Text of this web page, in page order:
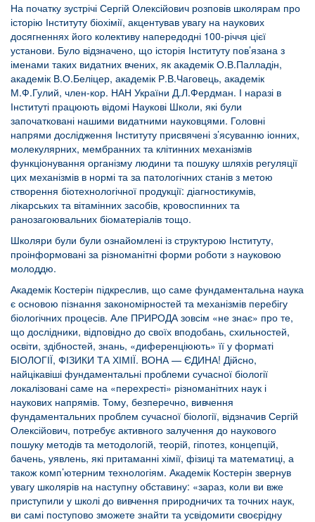
На початку зустрічі Сергій Олексійович розповів школярам про
історію Інституту біохімії, акцентував увагу на наукових
досягненнях його колективу напередодні 100-річчя цієї
установи. Було відзначено, що історія Інституту пов’язана з
іменами таких видатних вчених, як академік О.В.Палладін,
академік В.О.Беліцер, академік Р.В.Чаговець, академік
М.Ф.Гулий, член-кор. НАН України Д.Л.Фердман. І наразі в
Інституті працюють відомі Наукові Школи, які були
започатковані нашими видатними науковцями. Головні
напрями дослідження Інституту присвячені з’ясуванню іонних,
молекулярних, мембранних та клітинних механізмів
функціонування організму людини та пошуку шляхів регуляції
цих механізмів в нормі та за патологічних станів з метою
створення біотехнологічної продукції: діагностикумів,
лікарських та вітамінних засобів, кровоспинних та
ранозагоювальних біоматеріалів тощо.
Школяри були були ознайомлені із структурою Інституту,
проінформовані за різноманітні форми роботи з науковою
молоддю.
Академік Костерін підкреслив, що саме фундаментальна наука
є основою пізнання закономірностей та механізмів перебігу
біологічних процесів. Але ПРИРОДА зовсім «не знає» про те,
що дослідники, відповідно до своїх вподобань, схильностей,
освіти, здібностей, знань, «диференціюють» її у форматі
БІОЛОГІЇ, ФІЗИКИ ТА ХІМІЇ. ВОНА — ЄДИНА! Дійсно,
найцікавіші фундаментальні проблеми сучасної біології
локалізовані саме на «перехресті» різноманітних наук і
наукових напрямів. Тому, безперечно, вивчення
фундаментальних проблем сучасної біології, відзначив Сергій
Олексійович, потребує активного залучення до наукового
пошуку методів та методологій, теорій, гіпотез, концепцій,
бачень, уявлень, які притаманні хімії, фізиці та математиці, а
також комп’ютерним технологіям. Академік Костерін звернув
увагу школярів на наступну обставину: «зараз, коли ви вже
приступили у школі до вивчення природничих та точних наук,
ви самі поступово зможете знайти та усвідомити своєрідну